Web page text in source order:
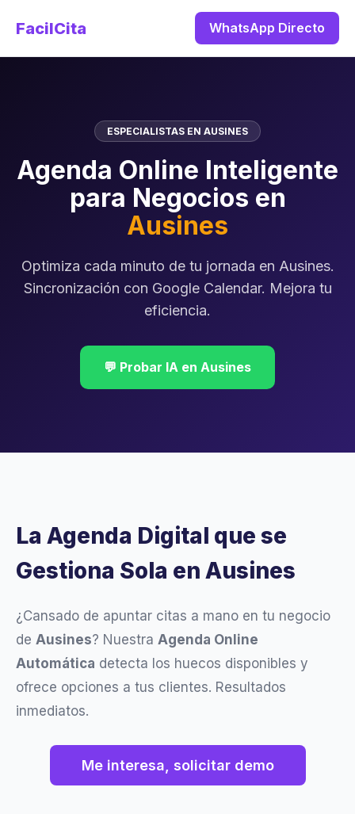
FacilCita WhatsApp Directo
ESPECIALISTAS EN AUSINES
Agenda Online Inteligente
para Negocios en
Ausines
Optimiza cada minuto de tu jornada en Ausines.
Sincronización con Google Calendar. Mejora tu
eficiencia.
💬 Probar IA en Ausines
La Agenda Digital que se
Gestiona Sola en Ausines
¿Cansado de apuntar citas a mano en tu negocio
de Ausines? Nuestra Agenda Online
Automática detecta los huecos disponibles y
ofrece opciones a tus clientes. Resultados
inmediatos.
Me interesa, solicitar demo